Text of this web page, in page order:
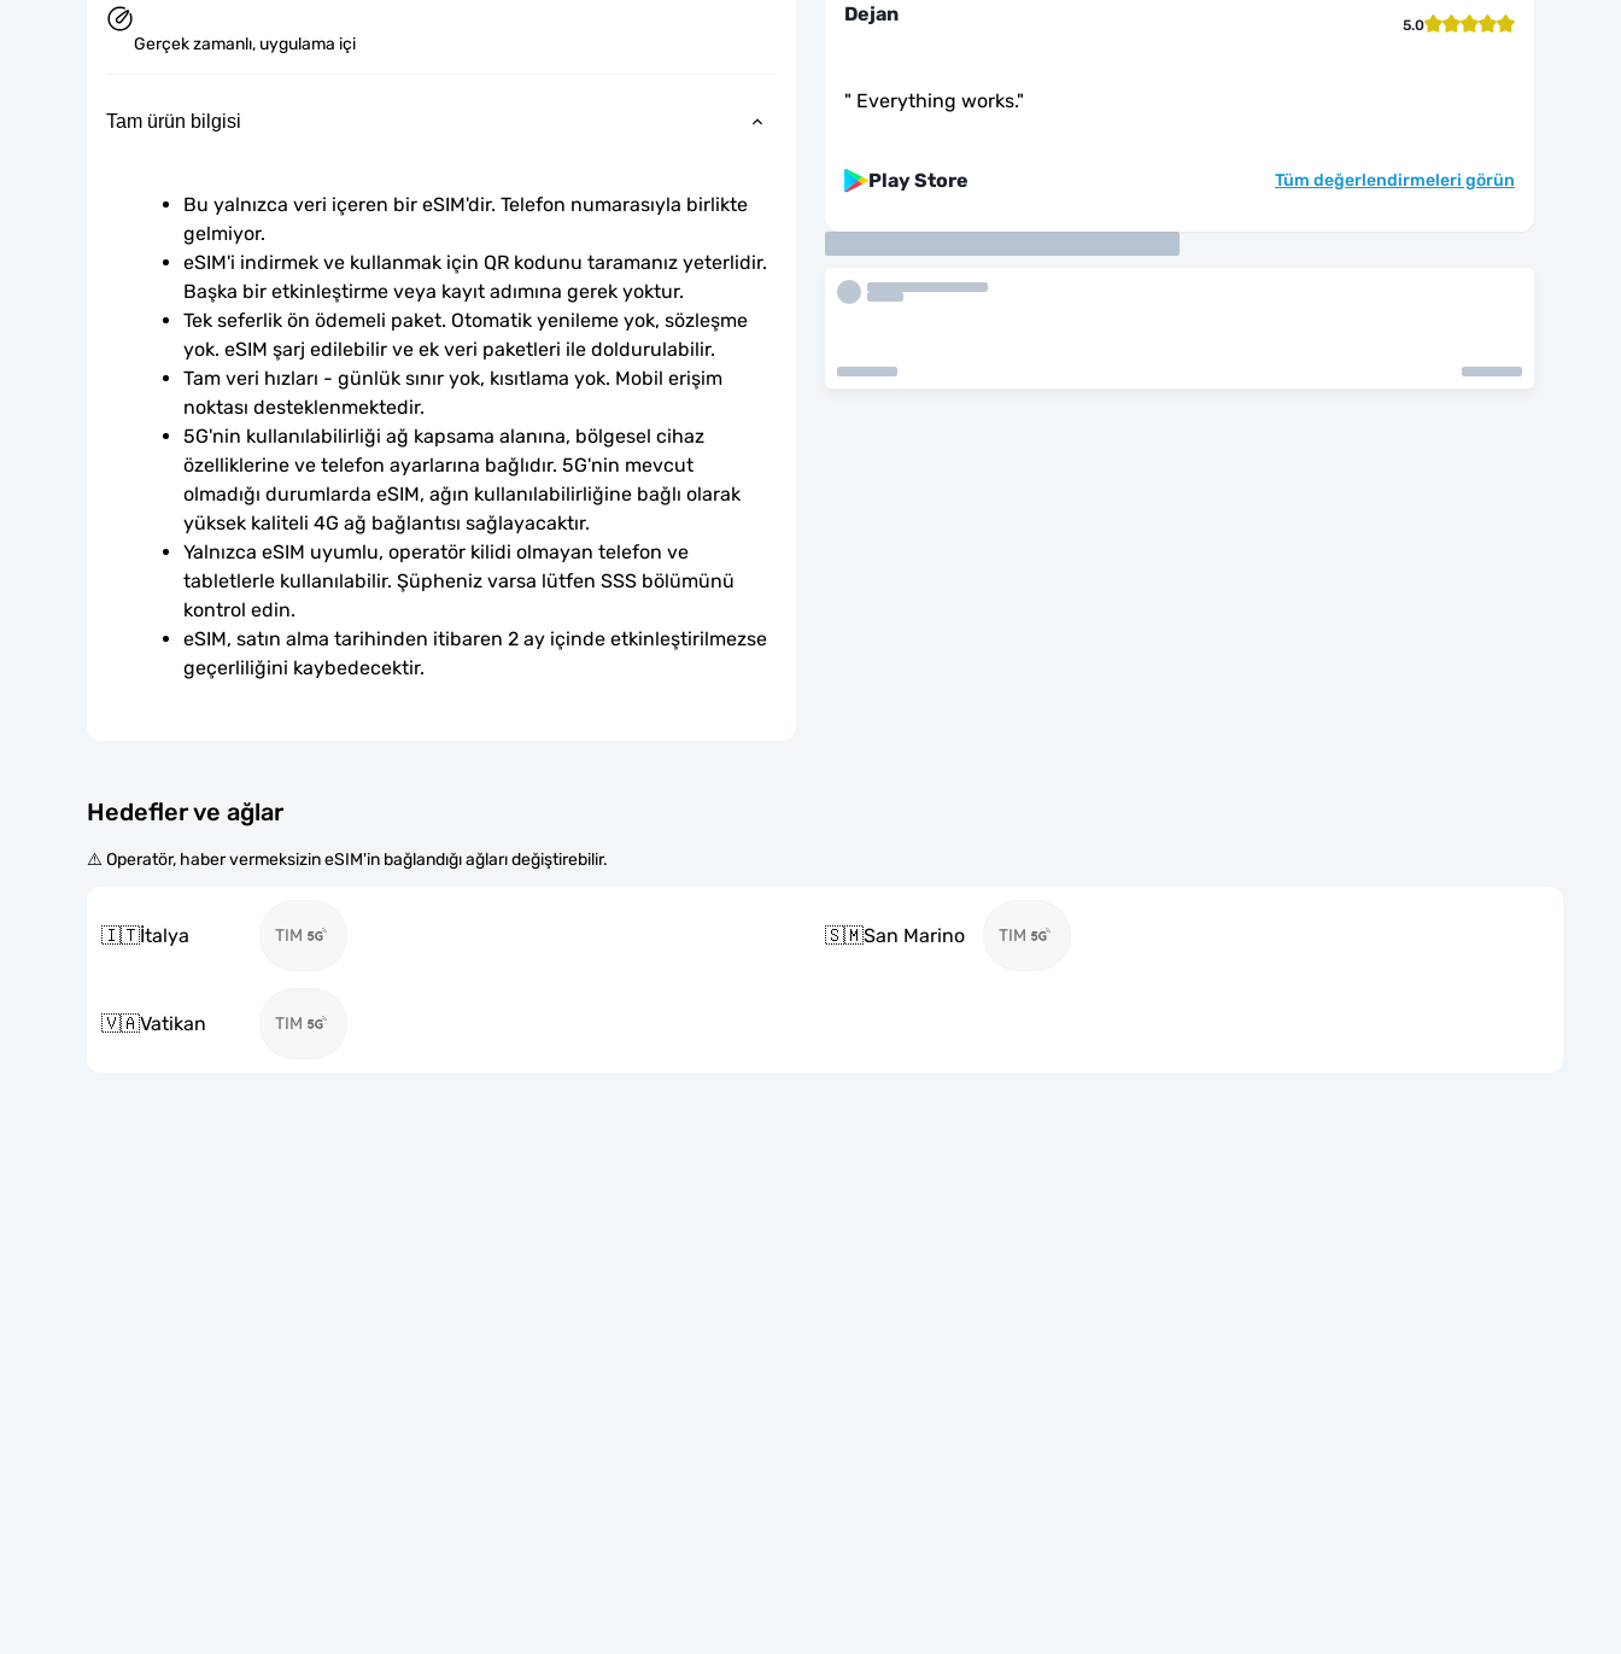
Gerçek zamanlı, uygulama içi
Tam ürün bilgisi
Bu yalnızca veri içeren bir eSIM'dir. Telefon numarasıyla birlikte
gelmiyor.
eSIM'i indirmek ve kullanmak için QR kodunu taramanız yeterlidir.
Başka bir etkinleştirme veya kayıt adımına gerek yoktur.
Tek seferlik ön ödemeli paket. Otomatik yenileme yok, sözleşme
yok. eSIM şarj edilebilir ve ek veri paketleri ile doldurulabilir.
Tam veri hızları - günlük sınır yok, kısıtlama yok. Mobil erişim
noktası desteklenmektedir.
5G'nin kullanılabilirliği ağ kapsama alanına, bölgesel cihaz
özelliklerine ve telefon ayarlarına bağlıdır. 5G'nin mevcut
olmadığı durumlarda eSIM, ağın kullanılabilirliğine bağlı olarak
yüksek kaliteli 4G ağ bağlantısı sağlayacaktır.
Yalnızca eSIM uyumlu, operatör kilidi olmayan telefon ve
tabletlerle kullanılabilir. Şüpheniz varsa lütfen SSS bölümünü
kontrol edin.
eSIM, satın alma tarihinden itibaren 2 ay içinde etkinleştirilmezse
geçerliliğini kaybedecektir.
Hedefler ve ağlar
⚠️ Operatör, haber vermeksizin eSIM'in bağlandığı ağları değiştirebilir.
🇮🇹İtalya TIM 🇸🇲San Marino TIM
🇻🇦Vatikan TIM
Dejan 5.0
" Everything works."
Play Store Tüm değerlendirmeleri görün